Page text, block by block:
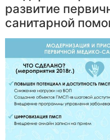
развитие
санитарной